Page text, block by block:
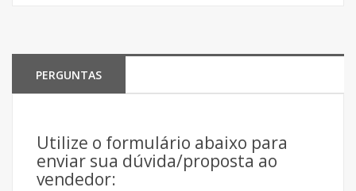
PERGUNTAS
Utilize o formulário abaixo para
enviar sua dúvida/proposta ao
vendedor: